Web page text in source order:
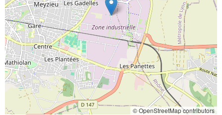
© OpenStreetMap contributors